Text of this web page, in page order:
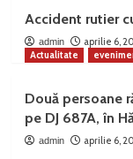
Accident rutier
admin
aprilie 6,
Actualitate
Două persoane
pe DJ 687A, în
admin aprilie 6,